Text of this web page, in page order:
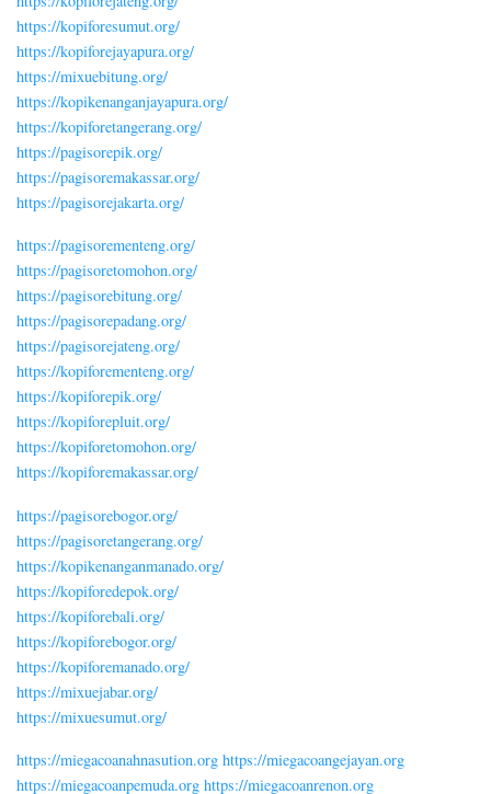
https://kopiforesumut.org/
https://kopiforejayapura.org/
https://mixuebitung.org/
https://kopikenanganjayapura.org/
https://kopiforetangerang.org/
https://pagisorepik.org/
https://pagisoremakassar.org/
https://pagisorejakarta.org/
https://pagisorementeng.org/
https://pagisoretomohon.org/
https://pagisorebitung.org/
https://pagisorepadang.org/
https://pagisorejateng.org/
https://kopiforementeng.org/
https://kopiforepik.org/
https://kopiforepluit.org/
https://kopiforetomohon.org/
https://kopiforemakassar.org/
https://pagisorebogor.org/
https://pagisoretangerang.org/
https://kopikenanganmanado.org/
https://kopiforedepok.org/
https://kopiforebali.org/
https://kopiforebogor.org/
https://kopiforemanado.org/
https://mixuejabar.org/
https://mixuesumut.org/
https://miegacoanahnasution.org https://miegacoangejayan.org
https://miegacoanpemuda.org https://miegacoanrenon.org